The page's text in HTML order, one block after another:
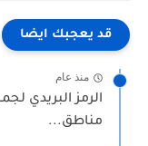
قد يعجبك ايضا
منذ عام
الرمز البريدي
مناطق...